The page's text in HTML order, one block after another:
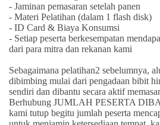
- Jaminan pemasaran setelah panen
- Materi Pelatihan (dalam 1 flash disk)
- ID Card & Biaya Konsumsi
- Setiap peserta berkesempatan
dari para mitra dan rekanan kami
Sebagaimana pelatihan2 sebelumnya,
dibimbing mulai dari pengadaan bibit
sendiri dan dibantu secara aktif
Berhubung JUMLAH PESERTA
kami tutup begitu jumlah peserta